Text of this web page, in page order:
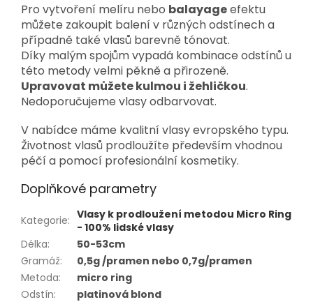
Pro vytvoření melíru nebo balayageefektu
můžete zakoupit balení v různých odstínech a
případně také vlasů barevně tónovat.
Díky malým spojům vypadá kombinace odstínů u
této metody velmi pěkně a přirozeně.
Upravovat můžete kulmou i žehličkou.
Nedoporučujeme vlasy odbarvovat.
V nabídce máme kvalitní vlasy evropského typu.
Životnost vlasů prodloužíte především vhodnou
péčí a pomocí profesionální kosmetiky.
Doplňkové parametry
Kategorie: Vlasy k prodloužení metodou Micro Ring
- 100% lidské vlasy
Délka:
50-53cm
Gramáž:
0,5g /pramen nebo 0,7g/pramen
Metoda:
micro ring
Odstín:
platinová blond